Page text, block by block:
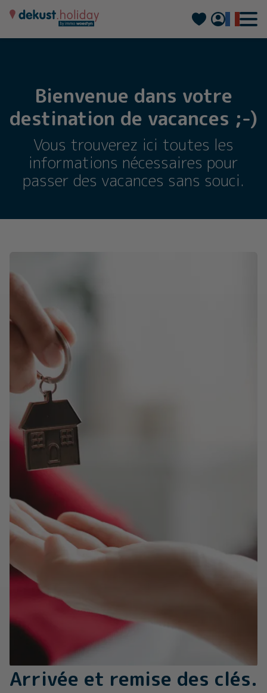
Deutsch
Bienvenue dans votre
destination de vacances ;-)
Vous trouverez ici toutes les
informations nécessaires pour
passer des vacances sans souci.
Arrivée et remise des clés.